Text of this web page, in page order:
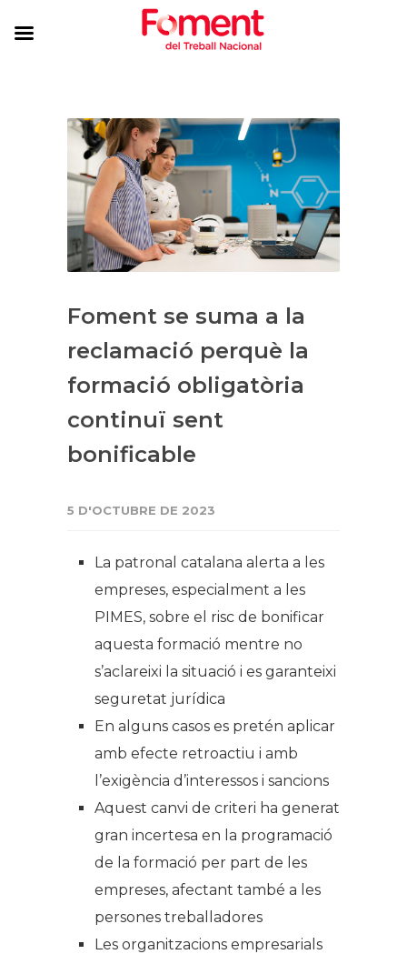
Foment se suma a la
reclamació perquè la
formació obligatòria
continuï sent
bonificable
5 D'OCTUBRE DE 2023
La patronal catalana alerta a les
empreses, especialment a les
PIMES, sobre el risc de bonificar
aquesta formació mentre no
s’aclareixi la situació i es garanteixi
seguretat jurídica
En alguns casos es pretén aplicar
amb efecte retroactiu i amb
l’exigència d’interessos i sancions
Aquest canvi de criteri ha generat
gran incertesa en la programació
de la formació per part de les
empreses, afectant també a les
persones treballadores
Les organitzacions empresarials